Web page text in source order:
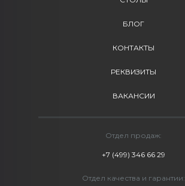
БЛОГ
КОНТАКТЫ
РЕКВИЗИТЫ
Отдел продаж:
+7 (499) 346 66 29
Отдел качества и гарантии:
ВАКАНСИИ